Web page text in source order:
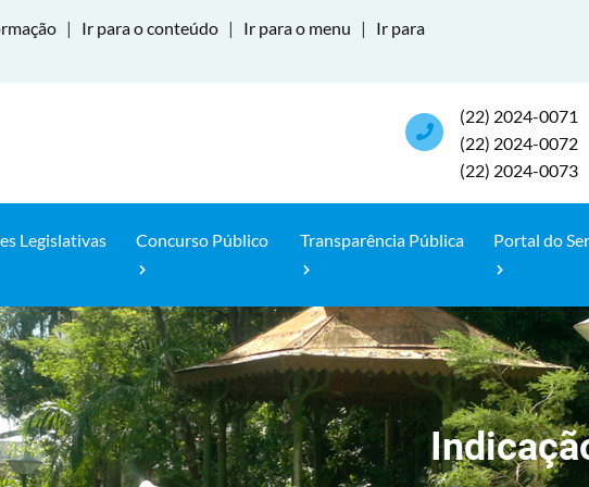
| Ir para o conteúdo | Ir para o menu |
Ir para
(22) 2024-0071
(22) 2024-0072
(22) 2024-0073
Legislativas Concurso Público Transparência Pública Portal do